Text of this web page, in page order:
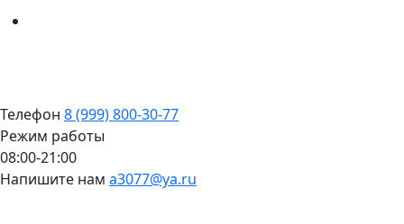
Телефон 8 (999) 800-30-77
Режим работы
08:00-21:00
Напишите нам a3077@ya.ru